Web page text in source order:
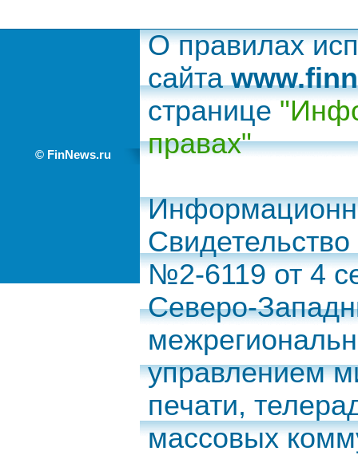
© FinNews.ru
О правилах
сайта
странице
правах"
№2-6119 от 4
Северо-
управлением
печати,
массовых